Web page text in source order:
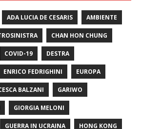
ADA LUCIA DE CESARIS AMBIENTE
CHAN HON CHUNG
COVID-19 DESTRA
ENRICO FEDRIGHINI EUROPA
BALZANI GARIWO
GIORGIA MELONI
GUERRA IN UCRAINA HONG KONG